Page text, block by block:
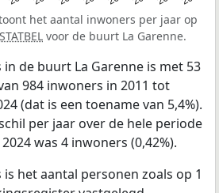
het aantal inwoners per jaar op
STATBEL voor de buurt La Garenne.
de buurt La Garenne is met 53
984 inwoners in 2011 tot
(dat is een toename van 5,4%).
per jaar over de hele periode
was 4 inwoners (0,42%).
het aantal personen zoals op 1